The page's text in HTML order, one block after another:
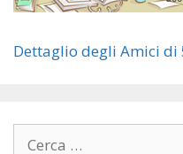
Dettaglio degli Amici